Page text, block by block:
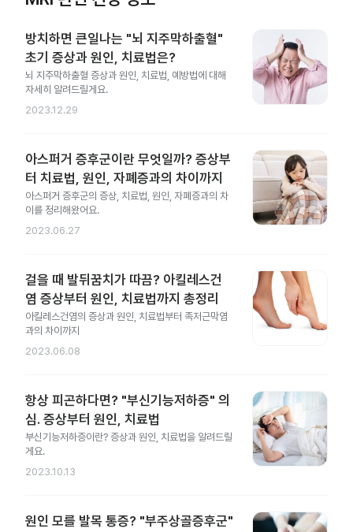
방치하면 큰일나는 "뇌 지주막하출혈"
초기 증상과 원인, 치료법은?
뇌 지주막하출혈 증상과 원인, 치료법, 예방법에 대해
자세히 알려드릴게요.
2023.12.29
아스퍼거 증후군이란 무엇일까? 증상부
터 치료법, 원인, 자폐증과의 차이까지
아스퍼거 증후군의 증상, 치료법, 원인, 자폐증과의 차
이를 정리해왔어요.
2023.06.27
걸을 때 발뒤꿈치가 따끔? 아킬레스건
염 증상부터 원인, 치료법까지 총정리
아킬레스건염의 증상과 원인, 치료법부터 족저근막염
과의 차이까지
2023.06.08
항상 피곤하다면? "부신기능저하증" 의
심. 증상부터 원인, 치료법
부신기능저하증이란? 증상과 원인, 치료법을 알려드릴
게요.
2023.10.13
원인 모를 발목 통증? "부주상골증후군"